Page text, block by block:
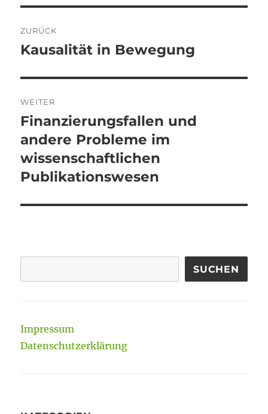
ZURÜCK
Vorheriger
Kausalität in Bewegung
WEITER
Nächster
Beitrag:
Finanzierungsfallen und
andere Probleme im
wissenschaftlichen
Publikationswesen
SUCHEN
Impressum
Datenschutzerklärung